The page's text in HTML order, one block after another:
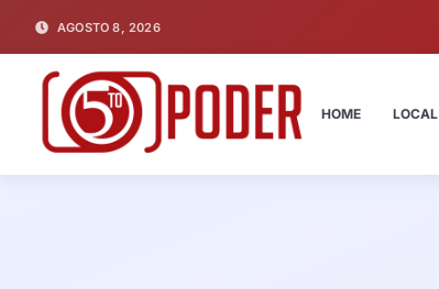
AGOSTO 8, 2026
HOME LOCAL